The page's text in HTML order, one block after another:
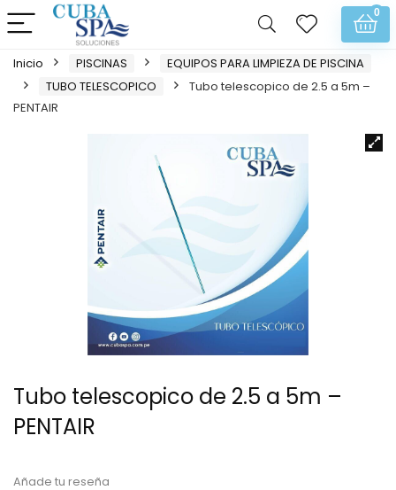
0
Inicio PISCINAS
EQUIPOS PARA LIMPIEZA DE PISCINA
TUBO TELESCOPICO
Tubo telescopico de 2.5 a 5m –
PENTAIR
Tubo telescopico de 2.5 a 5m –
PENTAIR
Añade tu reseña